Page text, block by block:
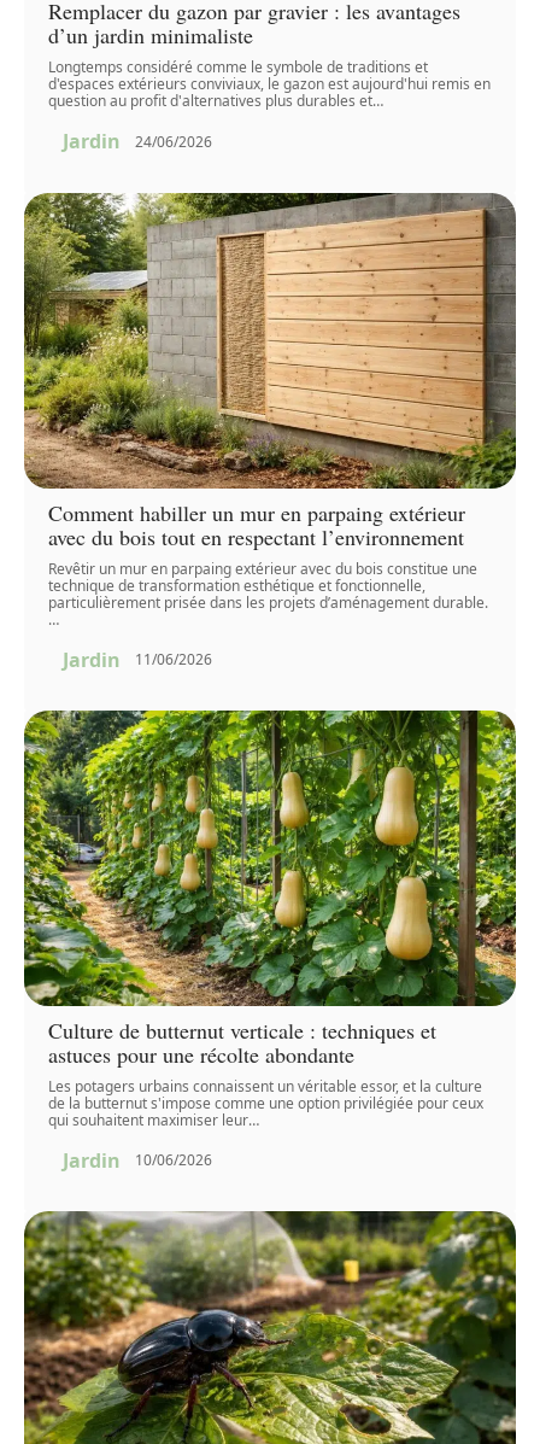
Remplacer du gazon par gravier : les avantages
d’un jardin minimaliste
Longtemps considéré comme le symbole de traditions et
d'espaces extérieurs conviviaux, le gazon est aujourd'hui remis en
question au profit d'alternatives plus durables et…
Jardin 24/06/2026
Comment habiller un mur en parpaing extérieur
avec du bois tout en respectant l’environnement
Revêtir un mur en parpaing extérieur avec du bois constitue une
technique de transformation esthétique et fonctionnelle,
particulièrement prisée dans les projets d’aménagement durable.
…
Jardin 11/06/2026
Culture de butternut verticale : techniques et
astuces pour une récolte abondante
Les potagers urbains connaissent un véritable essor, et la culture
de la butternut s'impose comme une option privilégiée pour ceux
qui souhaitent maximiser leur…
Jardin 10/06/2026